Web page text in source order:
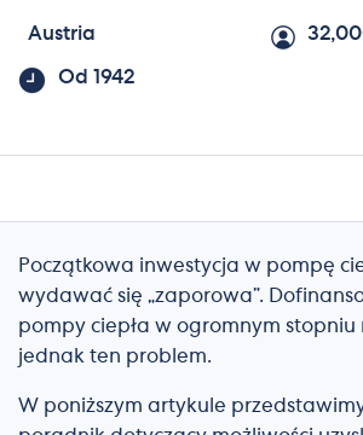
Austria
Od 1942
Początkowa inwestycja w pompę
wydawać się „zaporowa”.
pompy ciepła w ogromnym stopniu
jednak ten problem.
W poniższym artykule